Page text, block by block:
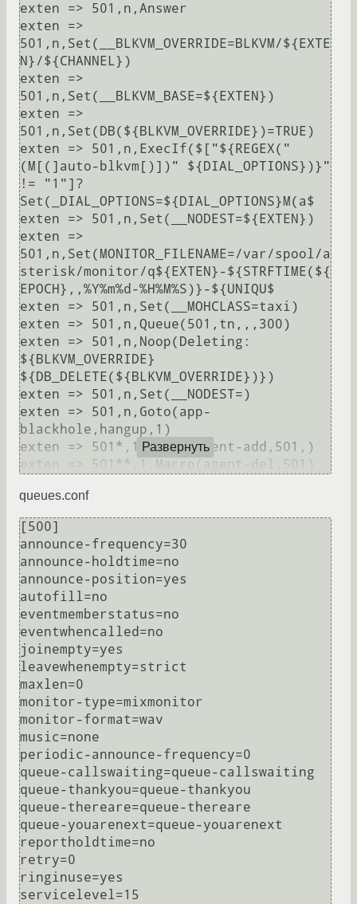
exten => 501,n,Answer
exten =>
501,n,Set(__BLKVM_OVERRIDE=BLKVM/${EXTE
N}/${CHANNEL})
exten =>
501,n,Set(__BLKVM_BASE=${EXTEN})
exten =>
501,n,Set(DB(${BLKVM_OVERRIDE})=TRUE)
exten => 501,n,ExecIf($["${REGEX("
(M[(]auto-blkvm[)])" ${DIAL_OPTIONS})}"
!= "1"]?
Set(_DIAL_OPTIONS=${DIAL_OPTIONS}M(a$
exten => 501,n,Set(__NODEST=${EXTEN})
exten =>
501,n,Set(MONITOR_FILENAME=/var/spool/a
sterisk/monitor/q${EXTEN}-${STRFTIME(${
EPOCH},,%Y%m%d-%H%M%S)}-${UNIQU$
exten => 501,n,Set(__MOHCLASS=taxi)
exten => 501,n,Queue(501,tn,,,300)
exten => 501,n,Noop(Deleting:
${BLKVM_OVERRIDE}
${DB_DELETE(${BLKVM_OVERRIDE})})
exten => 501,n,Set(__NODEST=)
exten => 501,n,Goto(app-
blackhole,hangup,1)
exten => 501*,1,Macro(agent-add,501,)
Развернуть
queues.conf
[500]
announce-frequency=30
announce-holdtime=no
announce-position=yes
autofill=no
eventmemberstatus=no
eventwhencalled=no
joinempty=yes
leavewhenempty=strict
maxlen=0
monitor-type=mixmonitor
monitor-format=wav
music=none
periodic-announce-frequency=0
queue-callswaiting=queue-callswaiting
queue-thankyou=queue-thankyou
queue-thereare=queue-thereare
queue-youarenext=queue-youarenext
reportholdtime=no
retry=0
ringinuse=yes
servicelevel=15